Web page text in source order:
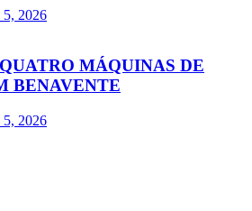
5, 2026
MÁQUINAS DE
BENAVENTE
5, 2026